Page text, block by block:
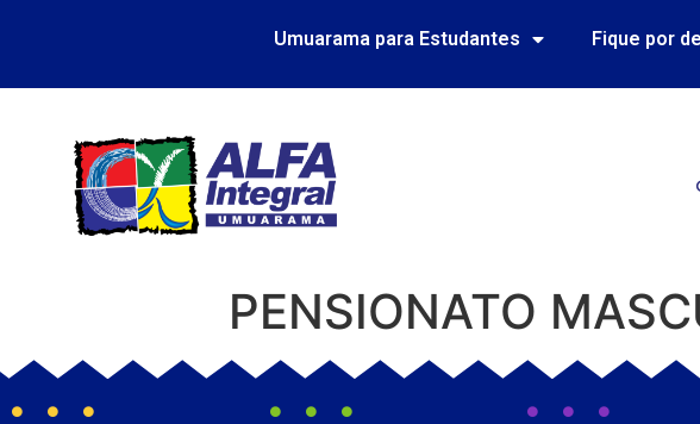
Umuarama para Estudantes Fique por
PENSIONATO